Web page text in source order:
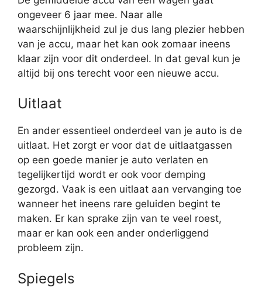
ongeveer 6 jaar mee. Naar alle
waarschijnlijkheid zul je dus lang plezier hebben
van je accu, maar het kan ook zomaar ineens
klaar zijn voor dit onderdeel. In dat geval kun je
altijd bij ons terecht voor een nieuwe accu.
Uitlaat
En ander essentieel onderdeel van je auto is de
uitlaat. Het zorgt er voor dat de uitlaatgassen
op een goede manier je auto verlaten en
tegelijkertijd wordt er ook voor demping
gezorgd. Vaak is een uitlaat aan vervanging toe
wanneer het ineens rare geluiden begint te
maken. Er kan sprake zijn van te veel roest,
maar er kan ook een ander onderliggend
probleem zijn.
Spiegels